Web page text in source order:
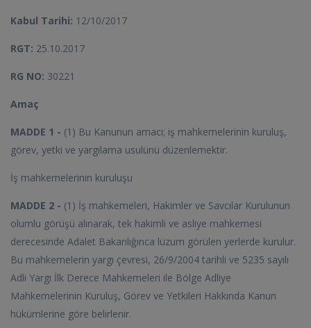
Kabul Tarihi: 12/10/2017
RGT: 25.10.2017
RG NO: 30221
Amaç
MADDE 1 - (1) Bu Kanunun amacı; iş mahkemelerinin kuruluş,
görev, yetki ve yargılama usulünü düzenlemektir.
İş mahkemelerinin kuruluşu
MADDE 2 - (1) İş mahkemeleri, Hakimler ve Savcılar Kurulunun
olumlu görüşü alınarak, tek hakimli ve asliye mahkemesi
derecesinde Adalet Bakanlığınca lüzum görülen yerlerde kurulur.
Bu mahkemelerin yargı çevresi, 26/9/2004 tarihli ve 5235 sayılı
Adli Yargı İlk Derece Mahkemeleri ile Bölge Adliye
Mahkemelerinin Kuruluş, Görev ve Yetkileri Hakkında Kanun
hükümlerine göre belirlenir.